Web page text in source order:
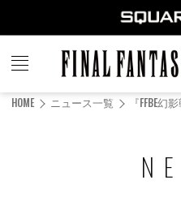
HOME ニュース一覧 『FFBE